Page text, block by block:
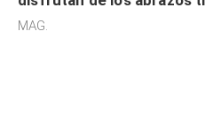
sensibilidad a los
MAG.